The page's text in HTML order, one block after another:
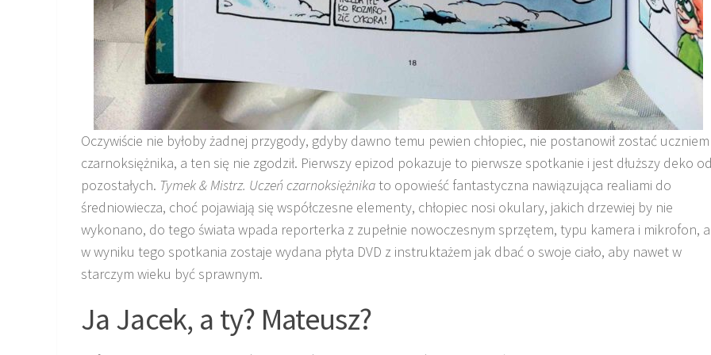
Oczywiście nie byłoby żadnej przygody, gdyby dawno temu pewien chłopiec, nie postanowił zostać uczniem
czarnoksiężnika, a ten się nie zgodził. Pierwszy epizod pokazuje to pierwsze spotkanie i jest dłuższy deko
pozostałych. Tymek & Mistrz. Uczeń czarnoksiężnikato opowieść fantastyczna nawiązująca realiami do
średniowiecza, choć pojawiają się współczesne elementy, chłopiec nosi okulary, jakich drzewiej by nie
wykonano, do tego świata wpada reporterka z zupełnie nowoczesnym sprzętem, typu kamera i mikrofon, a
w wyniku tego spotkania zostaje wydana płyta DVD z instruktażem jak dbać o swoje ciało, aby nawet w
starczym wieku być sprawnym.
Ja Jacek, a ty? Mateusz?